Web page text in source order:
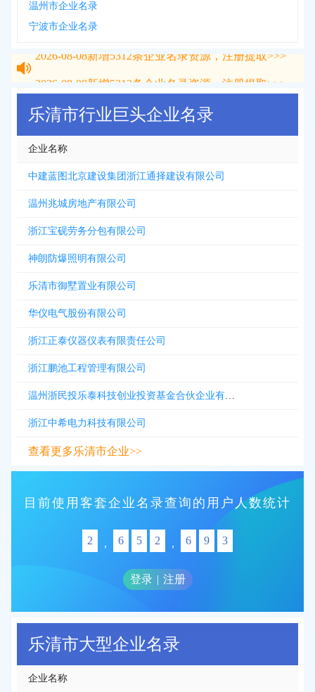
温州市企业名录
宁波市企业名录
乐清市行业巨头企业名录
企业名称
中建蓝图北京建设集团浙江通择建设有限公司
温州兆城房地产有限公司
浙江宝砚劳务分包有限公司
神朗防爆照明有限公司
乐清市御墅置业有限公司
华仪电气股份有限公司
浙江正泰仪器仪表有限责任公司
浙江鹏池工程管理有限公司
温州浙民投乐泰科技创业投资基金合伙企业有限合伙
浙江中希电力科技有限公司
查看更多乐清市企业>>
目前使用客套企业名录查询的用户人数统计
2 , 6 5 2 , 6 9 3
登录 | 注册
乐清市大型企业名录
企业名称